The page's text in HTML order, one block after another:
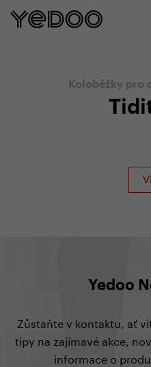
Koloběžky pro
Yedoo
Zůstaňte v kontaktu, ať
tipy na zajímavé akce,
informace o